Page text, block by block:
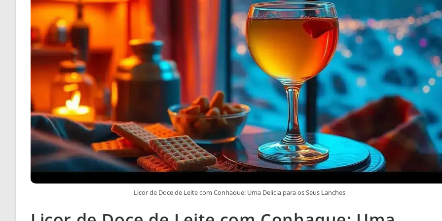
Licor de Doce de Leite com Conhaque: Uma Delícia para os Seus Lanches